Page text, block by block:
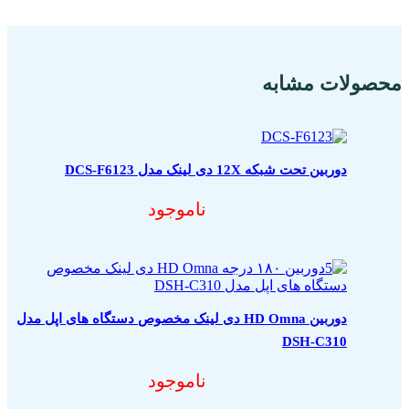
محصولات مشابه
دوربین تحت شبکه 12X دی لینک مدل DCS-F6123
ناموجود
دوربین HD Omna دی لینک مخصوص دستگاه های اپل مدل
DSH-C310
ناموجود